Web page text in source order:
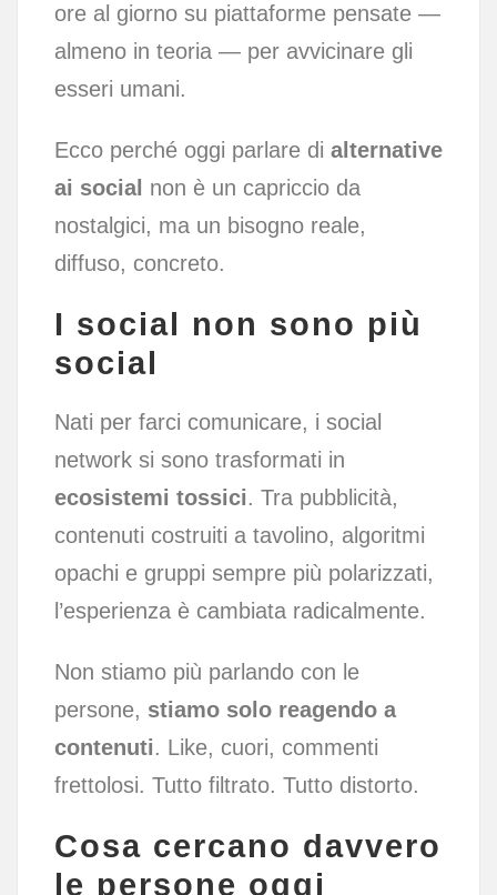
ore al giorno su piattaforme pensate —
almeno in teoria — per avvicinare gli
esseri umani.
Ecco perché oggi parlare di alternative
ai social non è un capriccio da
nostalgici, ma un bisogno reale,
diffuso, concreto.
I social non sono più
social
Nati per farci comunicare, i social
network si sono trasformati in
ecosistemi tossici. Tra pubblicità,
contenuti costruiti a tavolino, algoritmi
opachi e gruppi sempre più polarizzati,
l’esperienza è cambiata radicalmente.
Non stiamo più parlando con le
persone, stiamo solo reagendo a
contenuti. Like, cuori, commenti
frettolosi. Tutto filtrato. Tutto distorto.
Cosa cercano davvero
le persone oggi